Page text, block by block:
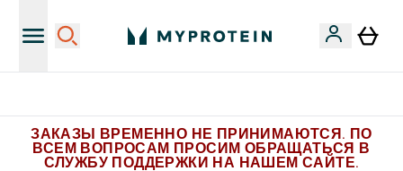
ЗАКАЗЫ ВРЕМЕННО НЕ ПРИНИМАЮТСЯ. ПО
ВСЕМ ВОПРОСАМ ПРОСИМ ОБРАЩАТЬСЯ В
СЛУЖБУ ПОДДЕРЖКИ НА НАШЕМ САЙТЕ.